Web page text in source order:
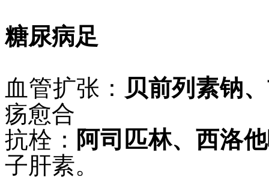
糖尿病足
血管扩张： 贝前列素钠
疡愈合
抗栓： 阿司匹林、西洛
子肝素。